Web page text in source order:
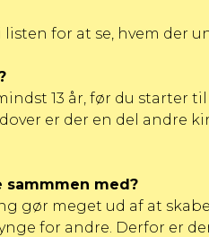
for at se, hvem der
13 år, før du starter til
er der en del andre
sammmen med?
gør meget ud af at
for andre. Derfor er